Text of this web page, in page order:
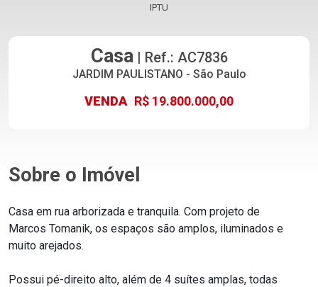
IPTU
Casa| Ref.: AC7836
JARDIM PAULISTANO - São Paulo
VENDA R$ 19.800.000,00
Sobre o Imóvel
Casa em rua arborizada e tranquila. Com projeto de
Marcos Tomanik, os espaços são amplos, iluminados e
muito arejados.
Possui pé-direito alto, além de 4 suítes amplas, todas